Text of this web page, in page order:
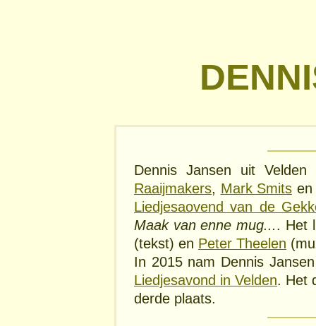
Dennis Jansen uit
Raaijmakers, Mark Smits en
Liedjesaovend van de
Maak van enne mug.... Het
(tekst) en Peter Theelen
In 2015 nam Dennis
Liedjesavond in Velden. Het
derde plaats.